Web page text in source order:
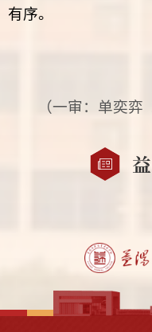
有序。
（一审：单奕